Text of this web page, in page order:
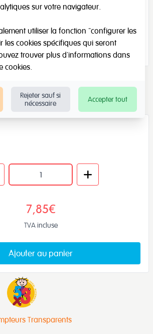
7,85€
TVA incluse
Ajouter au panier
Transparents
sur votre navigateur.
utiliser la fonction "configurer les
les cookies spécifiques qui seront
trouver plus d'informations dans
cookies.
Rejeter sauf si
nécessaire
Accepter tout